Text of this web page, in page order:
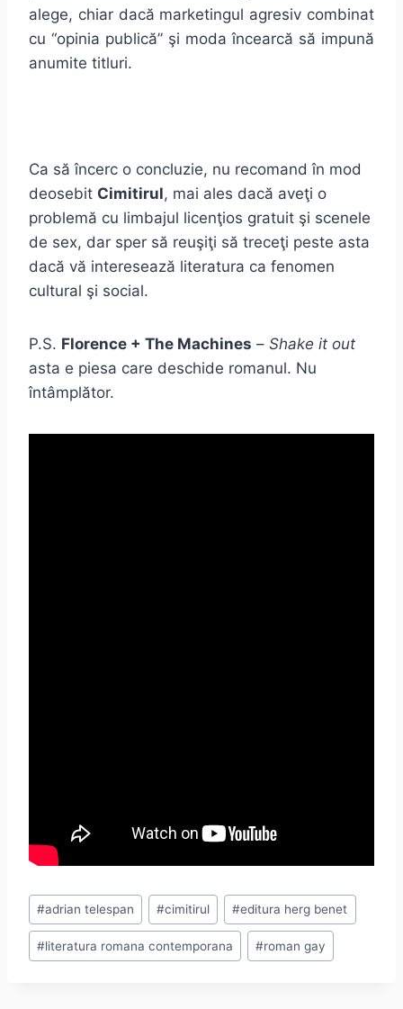
alege, chiar dacă marketingul agresiv combinat
cu “opinia publică” şi moda încearcă să impună
anumite titluri.
Ca să încerc o concluzie, nu recomand în mod
deosebit Cimitirul, mai ales dacă aveţi o
problemă cu limbajul licenţios gratuit şi scenele
de sex, dar sper să reuşiţi să treceţi peste asta
dacă vă interesează literatura ca fenomen
cultural şi social.
P.S. Florence + The Machines – Shake it out
asta e piesa care deschide romanul. Nu
întâmplător.
Post
Tags:
#adrian telespan #cimitirul #editura herg benet
#literatura romana contemporana #roman gay